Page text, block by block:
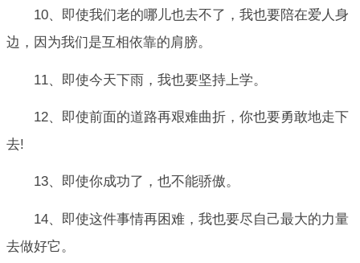
10、即使我们老的哪儿也去不了，我也要陪在爱人身
边，因为我们是互相依靠的肩膀。
11、即使今天下雨，我也要坚持上学。
12、即使前面的道路再艰难曲折，你也要勇敢地走下
去!
13、即使你成功了，也不能骄傲。
14、即使这件事情再困难，我也要尽自己最大的力量
去做好它。